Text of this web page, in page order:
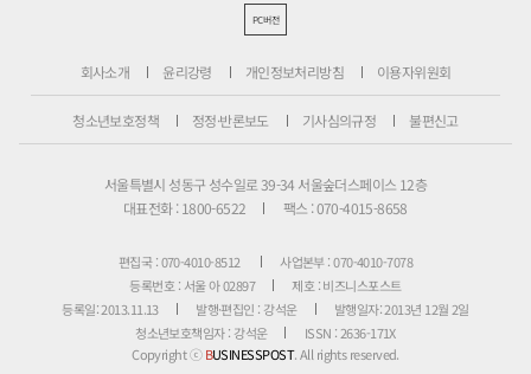
PC버전
회사소개 윤리강령 개인정보처리방침 이용자위원회
청소년보호정책 정정·반론보도 기사심의규정 불편신고
서울특별시 성동구 성수일로 39-34 서울숲더스페이스 12층
대표전화 : 1800-6522
팩스 : 070-4015-8658
편집국 : 070-4010-8512
사업본부 : 070-4010-7078
등록번호 : 서울 아 02897
제호 : 비즈니스포스트
등록일: 2013.11.13
발행·편집인 : 강석운
발행일자: 2013년 12월 2일
청소년보호책임자 : 강석운
ISSN : 2636-171X
Copyright ⓒBUSINESSPOST. All rights reserved.